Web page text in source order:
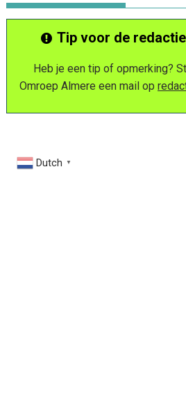
Tip voor de
Heb je een tip of opmerking?
Omroep Almere een mail op
Dutch ▼